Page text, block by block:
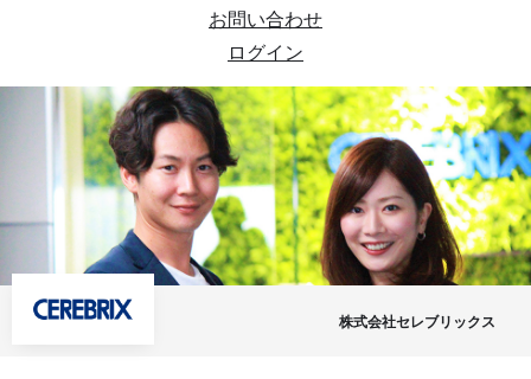
お問い合わせ
ログイン
株式会社セレブリックス